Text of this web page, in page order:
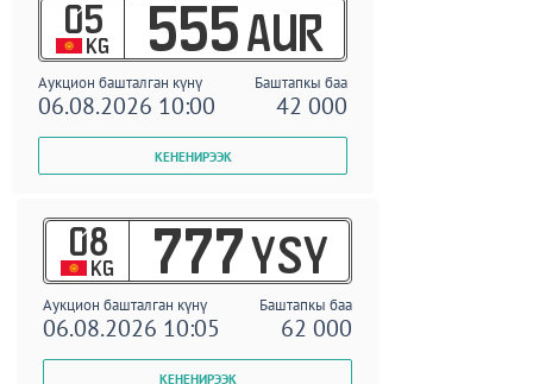
05
KG 555 AUR
Аукцион башталган күнү Баштапкы баа
06.08.2026 10:00 42 000
08
KG 777 YSY
Аукцион башталган күнү Баштапкы баа
06.08.2026 10:05 62 000